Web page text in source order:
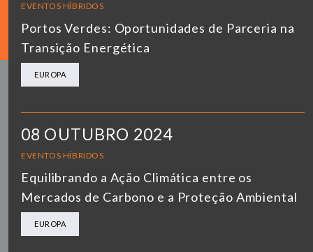
EVENTOS HÍBRIDOS
Portos Verdes: Oportunidades de Parceria na
Transição Energética
EUROPA
08 OUTUBRO 2024
EVENTOS HÍBRIDOS
Equilibrando a Ação Climática entre os
Mercados de Carbono e a Proteção Ambiental
EUROPA